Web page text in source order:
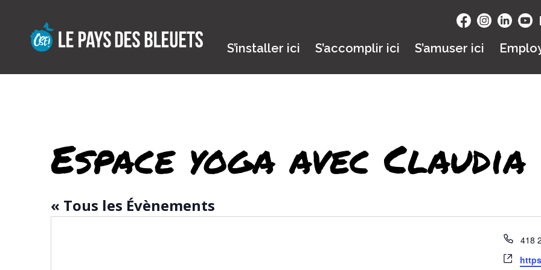
content
S’installer ici
S’accomplir ici S’amuser ici
Espace yoga avec Claudia
« Tous les Évènements
418
Site